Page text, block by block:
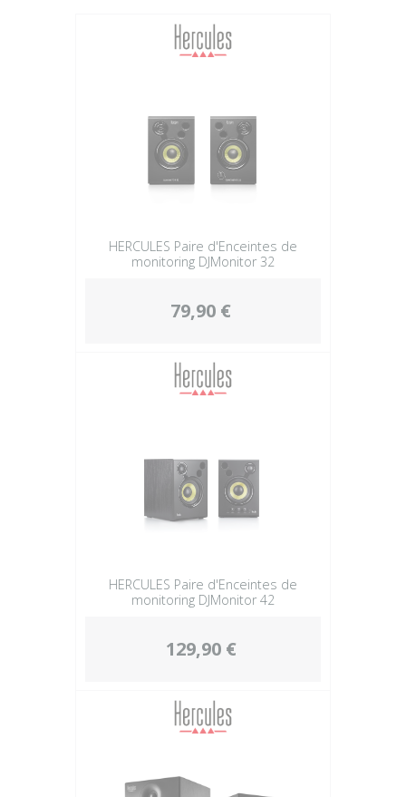
HERCULES Paire d'Enceintes de
monitoring DJMonitor 32
79,90 €
HERCULES Paire d'Enceintes de
monitoring DJMonitor 42
129,90 €